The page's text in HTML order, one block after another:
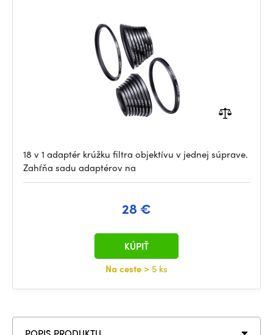
18 v 1 adaptér krúžku filtra objektívu v jednej súprave.
Zahŕňa sadu adaptérov na
28 €
Na ceste > 5 ks
KÚPIŤ